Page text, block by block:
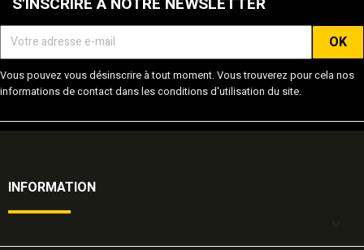
Vous pouvez vous désinscrire à tout moment. Vous trouverez pour cela nos
informations de contact dans les conditions d'utilisation du site.
INFORMATION